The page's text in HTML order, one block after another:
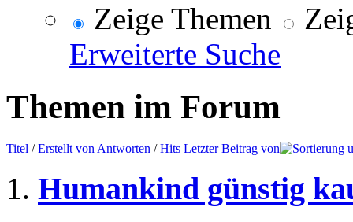
Zeige Themen
Erweiterte Suche
Themen im Forum
Titel /Erstellt von Antworten /Hits Letzter Beitrag von
Humankind günstig